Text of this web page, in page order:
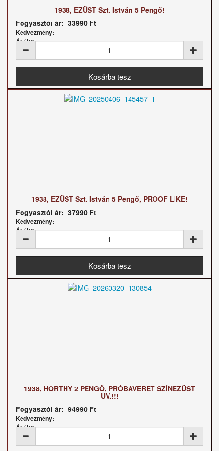
1938, EZÜST Szt. István 5 Pengő!
Fogyasztói ár: 33990 Ft
Kedvezmény:
Ár / kg:
1938, EZÜST Szt. István 5 Pengő, PROOF LIKE!
Fogyasztói ár: 37990 Ft
Kedvezmény:
Ár / kg:
1938, HORTHY 2 PENGŐ, PRÓBAVERET SZÍNEZÜST
UV.!!!
Fogyasztói ár: 94990 Ft
Kedvezmény:
Ár / kg: